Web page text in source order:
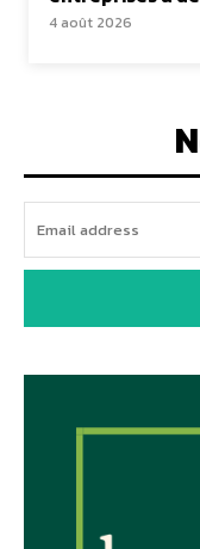
4 août 2026